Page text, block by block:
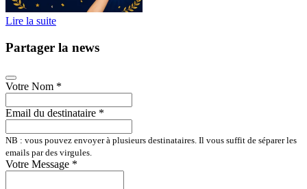
Lire la suite
Partager la news
Votre Nom *
Email du destinataire *
NB : vous pouvez envoyer à plusieurs destinataires. Il vous suffit de séparer les
emails par des virgules.
Votre Message *